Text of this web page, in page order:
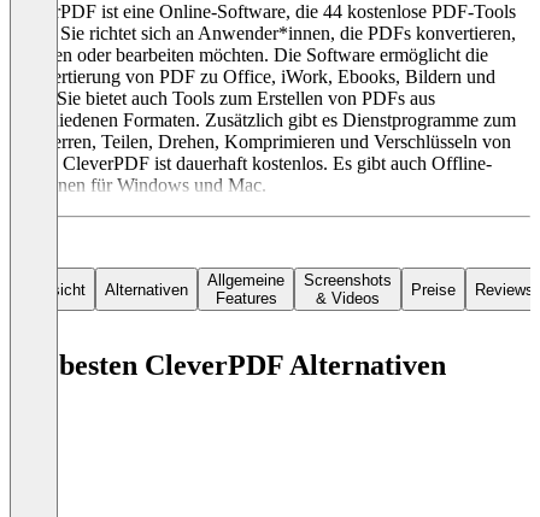
CleverPDF ist eine Online-Software, die 44 kostenlose PDF-Tools
bietet. Sie richtet sich an Anwender*innen, die PDFs konvertieren,
erstellen oder bearbeiten möchten. Die Software ermöglicht die
Konvertierung von PDF zu Office, iWork, Ebooks, Bildern und
mehr. Sie bietet auch Tools zum Erstellen von PDFs aus
verschiedenen Formaten. Zusätzlich gibt es Dienstprogramme zum
Entsperren, Teilen, Drehen, Komprimieren und Verschlüsseln von
PDFs. CleverPDF ist dauerhaft kostenlos. Es gibt auch Offline-
Versionen für Windows und Mac.
Übersicht Alternativen
Allgemeine
Features
Screenshots
& Videos
Preise Reviews
Die besten CleverPDF Alternativen